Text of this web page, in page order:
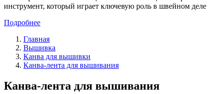
инструмент, который играет ключевую роль в швейном деле
Подробнее
Главная
Вышивка
Канва для вышивки
Канва-лента для вышивания
Канва-лента для вышивания